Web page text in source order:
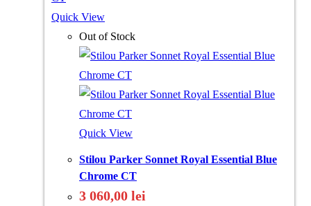
Quick View
Out of Stock
Quick View
Stilou Parker Sonnet Royal Essential Blue
Chrome CT
3 060,00 lei